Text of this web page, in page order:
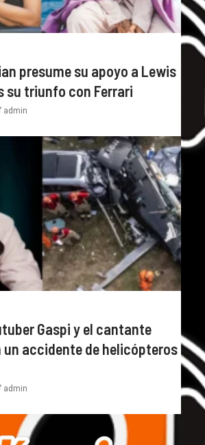
presume su apoyo a Lewis
su triunfo con Ferrari
admin
Gaspi y el cantante
un accidente de helicópteros
admin